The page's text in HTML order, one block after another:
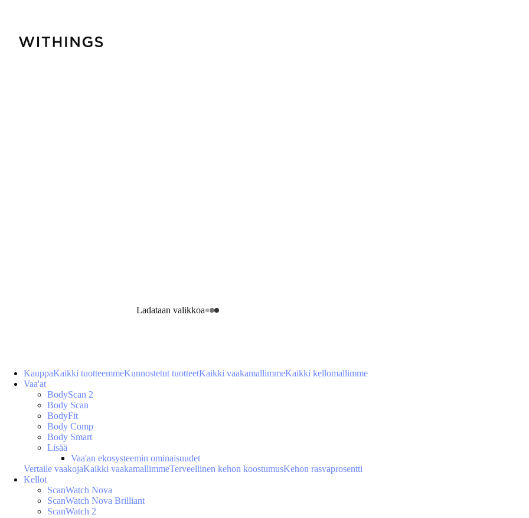
Ladataan valikkoa
KauppaKaikki tuotteemmeKunnostetut tuotteetKaikki vaakamallimmeKaikki kellomallimme
Vaa'at
BodyScan 2
Body Scan
BodyFit
Body Comp
Body Smart
Lisää
Vaa'an ekosysteemin ominaisuudet
Vertaile vaakojaKaikki vaakamallimmeTerveellinen kehon koostumusKehon rasvaprosentti
Kellot
ScanWatch Nova
ScanWatch Nova Brilliant
ScanWatch 2